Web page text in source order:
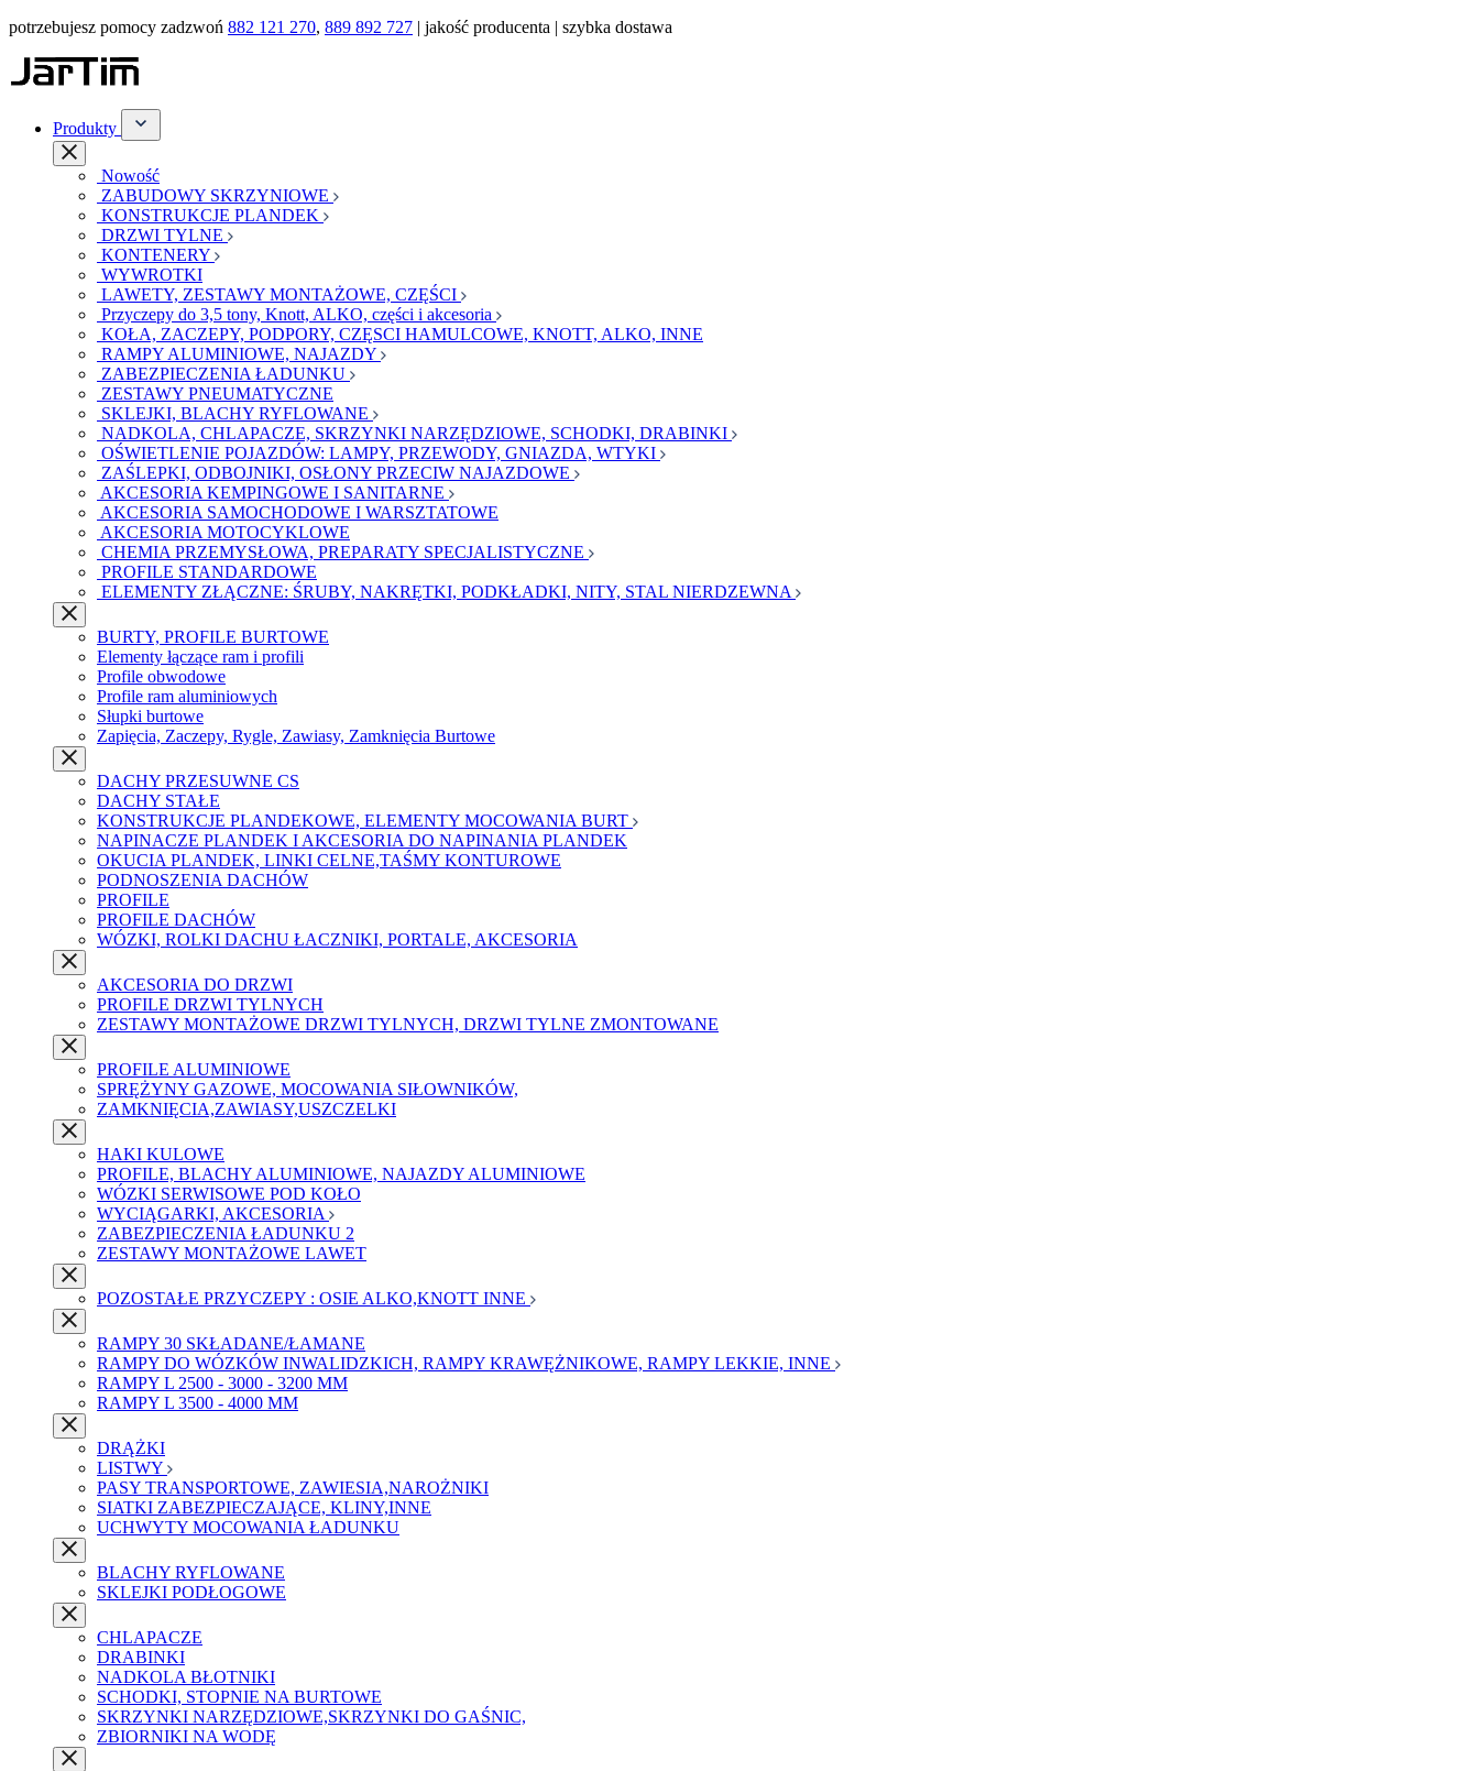
potrzebujesz pomocy zadzwoń 882 121 270, 889 892 727 | jakość producenta | szybka dostawa
Produkty
Nowość
ZABUDOWY SKRZYNIOWE
KONSTRUKCJE PLANDEK
DRZWI TYLNE
KONTENERY
WYWROTKI
LAWETY, ZESTAWY MONTAŻOWE, CZĘŚCI
Przyczepy do 3,5 tony, Knott, ALKO, części i akcesoria
KOŁA, ZACZEPY, PODPORY, CZĘSCI HAMULCOWE, KNOTT, ALKO, INNE
RAMPY ALUMINIOWE, NAJAZDY
ZABEZPIECZENIA ŁADUNKU
ZESTAWY PNEUMATYCZNE
SKLEJKI, BLACHY RYFLOWANE
NADKOLA, CHLAPACZE, SKRZYNKI NARZĘDZIOWE, SCHODKI, DRABINKI
OŚWIETLENIE POJAZDÓW: LAMPY, PRZEWODY, GNIAZDA, WTYKI
ZAŚLEPKI, ODBOJNIKI, OSŁONY PRZECIW NAJAZDOWE
AKCESORIA KEMPINGOWE I SANITARNE
AKCESORIA SAMOCHODOWE I WARSZTATOWE
AKCESORIA MOTOCYKLOWE
CHEMIA PRZEMYSŁOWA, PREPARATY SPECJALISTYCZNE
PROFILE STANDARDOWE
ELEMENTY ZŁĄCZNE: ŚRUBY, NAKRĘTKI, PODKŁADKI, NITY, STAL NIERDZEWNA
BURTY, PROFILE BURTOWE
Elementy łączące ram i profili
Profile obwodowe
Profile ram aluminiowych
Słupki burtowe
Zapięcia, Zaczepy, Rygle, Zawiasy, Zamknięcia Burtowe
DACHY PRZESUWNE CS
DACHY STAŁE
KONSTRUKCJE PLANDEKOWE, ELEMENTY MOCOWANIA BURT
NAPINACZE PLANDEK I AKCESORIA DO NAPINANIA PLANDEK
OKUCIA PLANDEK, LINKI CELNE,TAŚMY KONTUROWE
PODNOSZENIA DACHÓW
PROFILE
PROFILE DACHÓW
WÓZKI, ROLKI DACHU ŁACZNIKI, PORTALE, AKCESORIA
AKCESORIA DO DRZWI
PROFILE DRZWI TYLNYCH
ZESTAWY MONTAŻOWE DRZWI TYLNYCH, DRZWI TYLNE ZMONTOWANE
PROFILE ALUMINIOWE
SPRĘŻYNY GAZOWE, MOCOWANIA SIŁOWNIKÓW,
ZAMKNIĘCIA,ZAWIASY,USZCZELKI
HAKI KULOWE
PROFILE, BLACHY ALUMINIOWE, NAJAZDY ALUMINIOWE
WÓZKI SERWISOWE POD KOŁO
WYCIĄGARKI, AKCESORIA
ZABEZPIECZENIA ŁADUNKU 2
ZESTAWY MONTAŻOWE LAWET
POZOSTAŁE PRZYCZEPY : OSIE ALKO,KNOTT INNE
RAMPY 30 SKŁADANE/ŁAMANE
RAMPY DO WÓZKÓW INWALIDZKICH, RAMPY KRAWĘŻNIKOWE, RAMPY LEKKIE, INNE
RAMPY L 2500 - 3000 - 3200 MM
RAMPY L 3500 - 4000 MM
DRĄŻKI
LISTWY
PASY TRANSPORTOWE, ZAWIESIA,NAROŻNIKI
SIATKI ZABEZPIECZAJĄCE, KLINY,INNE
UCHWYTY MOCOWANIA ŁADUNKU
BLACHY RYFLOWANE
SKLEJKI PODŁOGOWE
CHLAPACZE
DRABINKI
NADKOLA BŁOTNIKI
SCHODKI, STOPNIE NA BURTOWE
SKRZYNKI NARZĘDZIOWE,SKRZYNKI DO GAŚNIC,
ZBIORNIKI NA WODĘ